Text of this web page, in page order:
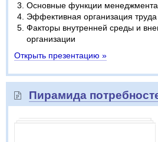
Основные функции менеджмента
Эффективная организация труда
Факторы внутренней среды и
организации
Открыть презентацию »
Пирамида